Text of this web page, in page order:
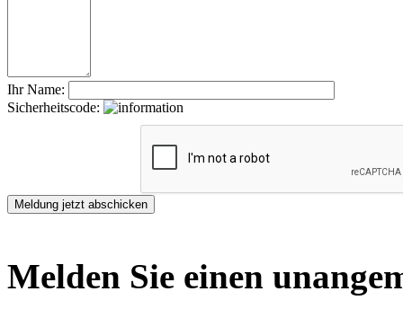
Ihr Name:
Sicherheitscode:
Melden Sie einen